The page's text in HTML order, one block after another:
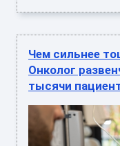
Чем сильнее
Онколог
тысячи